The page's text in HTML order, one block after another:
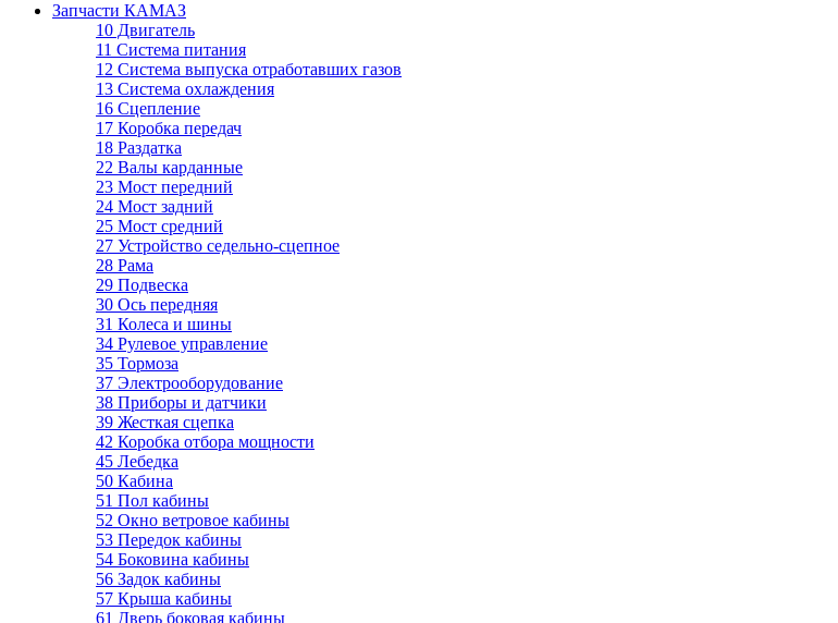
Запчасти КАМАЗ
10 Двигатель
11 Система питания
12 Система выпуска отработавших газов
13 Система охлаждения
16 Сцепление
17 Коробка передач
18 Раздатка
22 Валы карданные
23 Мост передний
24 Мост задний
25 Мост средний
27 Устройство седельно-сцепное
28 Рама
29 Подвеска
30 Ось передняя
31 Колеса и шины
34 Рулевое управление
35 Тормоза
37 Электрооборудование
38 Приборы и датчики
39 Жесткая сцепка
42 Коробка отбора мощности
45 Лебедка
50 Кабина
51 Пол кабины
52 Окно ветровое кабины
53 Передок кабины
54 Боковина кабины
56 Задок кабины
57 Крыша кабины
61 Дверь боковая кабины